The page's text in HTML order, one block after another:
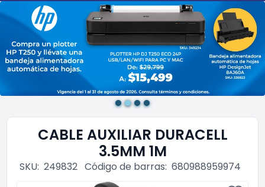
CABLE AUXILIAR DURACELL
3.5MM 1M
SKU: 249832 Código de barras: 680988959974